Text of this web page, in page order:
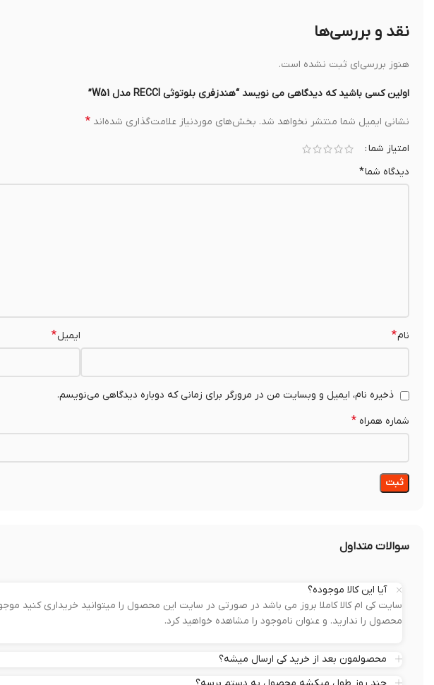
نقد و بررسی‌ها
هنوز بررسی‌ای ثبت نشده است.
اولین کسی باشید که دیدگاهی می نویسد “هندزفری بلوتوثی RECCI مدل W51”
نشانی ایمیل شما منتشر نخواهد شد. بخش‌های موردنیاز علامت‌گذاری شده‌اند *
امتیاز شما
دیدگاه شما*
نام* ایمیل*
ذخیره نام، ایمیل و وبسایت من در مرورگر برای زمانی که دوباره دیدگاهی می‌نویسم.
شماره همراه *
سوالات متداول
آیا این کالا موجوده؟
سایت کی ام کالا کاملا بروز می باشد در صورتی در سایت این محصول را میتوانید خریداری کنید
محصول را ندارید. و عنوان ناموجود را مشاهده خواهید کرد.
محصولمون بعد از خرید کی ارسال میشه؟